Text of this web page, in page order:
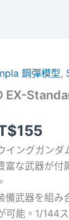
鋼彈模型,
EX-
155
ウイングガン
富な武器が付
備武器を組み
可能。1/144